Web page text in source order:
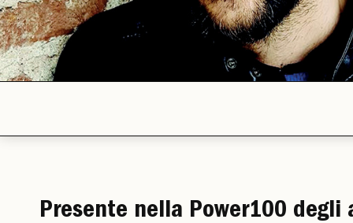
Presente nella Power100 degli